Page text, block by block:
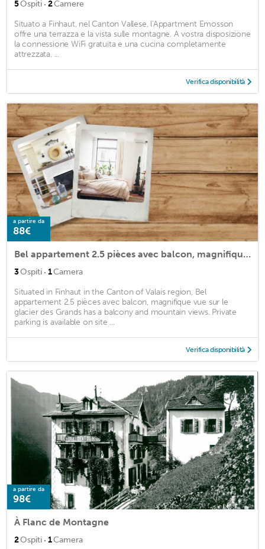
5Ospiti · 2Camere
Situato a Finhaut, nel Canton Vallese, l'Appartment Emosson
offre una terrazza e la vista sulle montagne. A vostra disposizione
la connessione WiFi gratuita e una cucina completamente
attrezzata. ...
Verifica disponibilità
a partire da
88€
Bel appartement 2.5 pièces avec balcon, magnifique vue sur le glacier des Grands
3Ospiti · 1Camera
Situated in Finhaut in the Canton of Valais region, Bel
appartement 2.5 pièces avec balcon, magnifique vue sur le
glacier des Grands has a balcony and mountain views. Private
parking is available on site ...
Verifica disponibilità
a partire da
98€
À Flanc de Montagne
2Ospiti · 1Camera